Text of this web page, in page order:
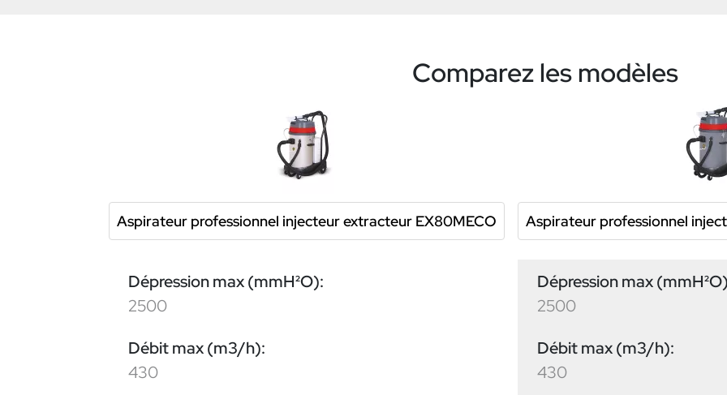
Comparez les modèles
Aspirateur professionnel injecteur extracteur EX80MECO
Dépression max (mmH²O):
2500
Débit max (m3/h):
430
Aspirateur professionnel
Dépression max
2500
Débit max (m3/h):
430